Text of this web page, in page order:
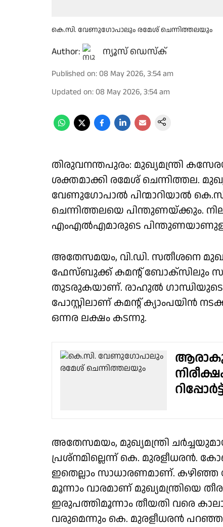
കെ.സി. വേണുഗോപാലും രമേശ് ചെന്നിത്തലയും
Author: ന്യൂസ് ഡെസ്ക്
Published on: 08 May 2026, 3:54 am
Updated on: 08 May 2026, 3:54 am
തിരുവനന്തപുരം: മുഖ്യമന്ത്രി
ശക്തമാക്കി രമേശ് ചെന്നിത്തല.
വേണുഗോപാൽ പിന്മാറിയാൽ
ചെന്നിത്തലയെ പിന്തുണയ്ക്കും.
എംഎൽഎമാരുടെ
അതേസമയം, വി.ഡി. സതീശനെ
ഫേസ്ബുക്ക് കമന്റ് ബോക്സിലും
തുടരുകയാണ്. രാഹുൽ
പോസ്റ്റിലാണ് കമന്റ് ക്യാംപയിൻ
ഒന്നര ലക്ഷം കടന്നു.
അതേസമയം, മുഖ്യമന്ത്രി
പ്രശ്നമില്ലെന്ന് കെ. മുരളീധരൻ.
ഇതെല്ലാം സാധാരണമാണ്.
മൂന്നാം വാരമാണ് മുഖ്യമന്ത്രിയെ
ഇരുപത്തിമൂന്നാം തീയതി വരെ
വരുമെന്നും കെ. മുരളീധരൻ